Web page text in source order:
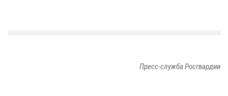
Пресс-служба Росгвардии